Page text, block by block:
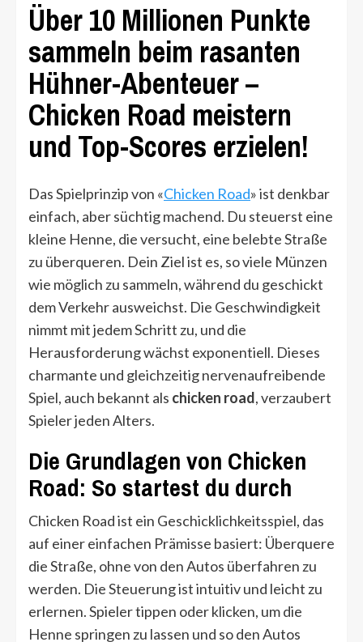
Über 10 Millionen Punkte
sammeln beim rasanten
Hühner-Abenteuer –
Chicken Road meistern
und Top-Scores erzielen!
Das Spielprinzip von «Chicken Road» ist denkbar
einfach, aber süchtig machend. Du steuerst eine
kleine Henne, die versucht, eine belebte Straße
zu überqueren. Dein Ziel ist es, so viele Münzen
wie möglich zu sammeln, während du geschickt
dem Verkehr ausweichst. Die Geschwindigkeit
nimmt mit jedem Schritt zu, und die
Herausforderung wächst exponentiell. Dieses
charmante und gleichzeitig nervenaufreibende
Spiel, auch bekannt als chicken road, verzaubert
Spieler jeden Alters.
Die Grundlagen von Chicken
Road: So startest du durch
Chicken Road ist ein Geschicklichkeitsspiel, das
auf einer einfachen Prämisse basiert: Überquere
die Straße, ohne von den Autos überfahren zu
werden. Die Steuerung ist intuitiv und leicht zu
erlernen. Spieler tippen oder klicken, um die
Henne springen zu lassen und so den Autos